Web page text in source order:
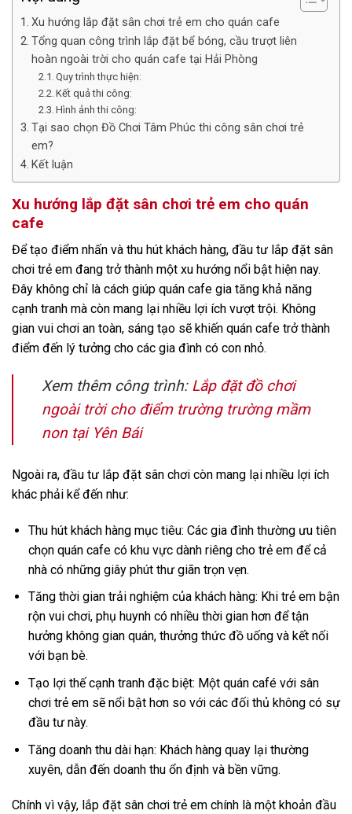
Xu hướng lắp đặt sân chơi trẻ em cho quán cafe
Tổng quan công trình lắp đặt bể bóng, cầu trượt liên
hoàn ngoài trời cho quán cafe tại Hải Phòng
Quy trình thực hiện:
Kết quả thi công:
Hình ảnh thi công:
Tại sao chọn Đồ Chơi Tâm Phúc thi công sân chơi trẻ
em?
Kết luận
Xu hướng lắp đặt sân chơi trẻ em cho quán
cafe
Để tạo điểm nhấn và thu hút khách hàng, đầu tư lắp đặt sân
chơi trẻ em đang trở thành một xu hướng nổi bật hiện nay.
Đây không chỉ là cách giúp quán cafe gia tăng khả năng
cạnh tranh mà còn mang lại nhiều lợi ích vượt trội. Không
gian vui chơi an toàn, sáng tạo sẽ khiến quán cafe trở thành
điểm đến lý tưởng cho các gia đình có con nhỏ.
Xem thêm công trình: Lắp đặt đồ chơi
ngoài trời cho điểm trường trường mầm
non tại Yên Bái
Ngoài ra, đầu tư lắp đặt sân chơi còn mang lại nhiều lợi ích
khác phải kể đến như:
Thu hút khách hàng mục tiêu: Các gia đình thường ưu tiên
chọn quán cafe có khu vực dành riêng cho trẻ em để cả
nhà có những giây phút thư giãn trọn vẹn.
Tăng thời gian trải nghiệm của khách hàng: Khi trẻ em bận
rộn vui chơi, phụ huynh có nhiều thời gian hơn để tận
hưởng không gian quán, thưởng thức đồ uống và kết nối
với bạn bè.
Tạo lợi thế cạnh tranh đặc biệt: Một quán café với sân
chơi trẻ em sẽ nổi bật hơn so với các đối thủ không có sự
đầu tư này.
Tăng doanh thu dài hạn: Khách hàng quay lại thường
xuyên, dẫn đến doanh thu ổn định và bền vững.
Chính vì vậy, lắp đặt sân chơi trẻ em chính là một khoản đầu